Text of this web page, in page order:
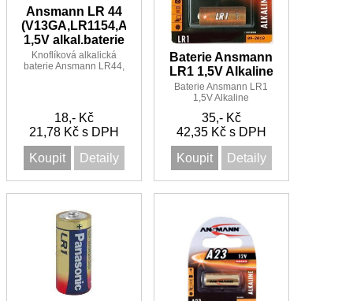
Ansmann LR 44
(V13GA,LR1154,A76)
1,5V alkal.baterie
Knoflíková alkalická
baterie Ansmann LR44,
18,- Kč
21,78 Kč s DPH
Koupit
Detaily
Baterie Ansmann
LR1 1,5V Alkaline
Baterie Ansmann LR1
1,5V Alkaline
35,- Kč
42,35 Kč s DPH
Koupit
Detaily